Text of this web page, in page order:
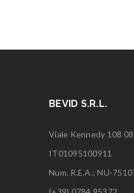
BEVID S.R.L.
Viale Kennedy 108
IT01095100911
Num. R.E.A.: NU-